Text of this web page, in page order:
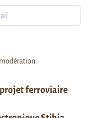
ferroviaire